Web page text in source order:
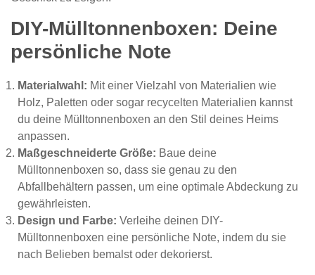
DIY-Mülltonnenboxen: Deine
persönliche Note
Materialwahl: Mit einer Vielzahl von Materialien wie
Holz, Paletten oder sogar recycelten Materialien kannst
du deine Mülltonnenboxen an den Stil deines Heims
anpassen.
Maßgeschneiderte Größe: Baue deine
Mülltonnenboxen so, dass sie genau zu den
Abfallbehältern passen, um eine optimale Abdeckung zu
gewährleisten.
Design und Farbe: Verleihe deinen DIY-
Mülltonnenboxen eine persönliche Note, indem du sie
nach Belieben bemalst oder dekorierst.